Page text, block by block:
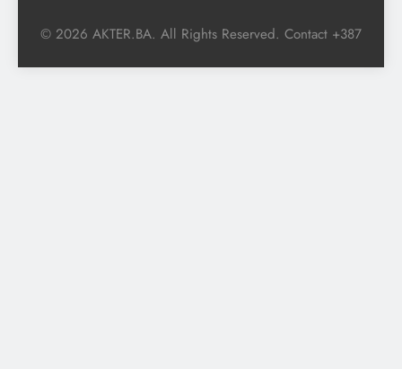
© 2026 AKTER.BA. All Rights Reserved. Contact +387